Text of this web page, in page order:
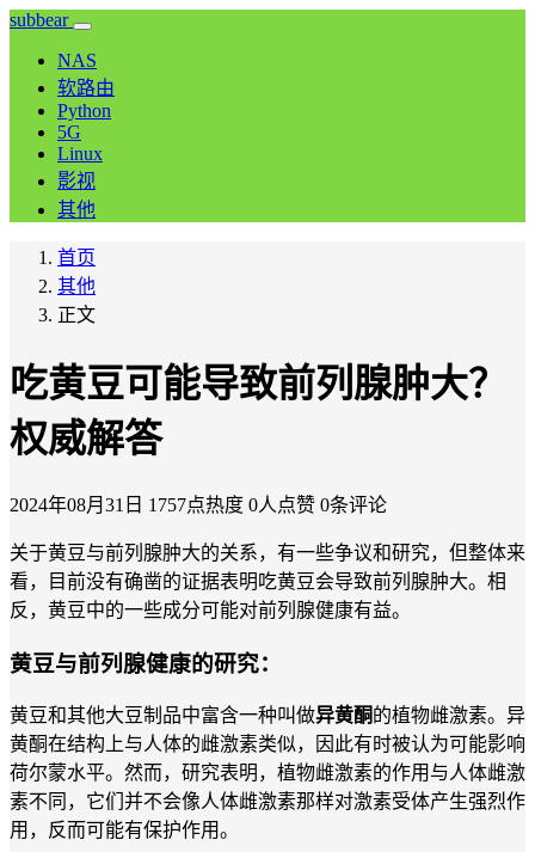
subbear
NAS
软路由
Python
5G
Linux
影视
其他
首页
其他
正文
吃黄豆可能导致前列腺肿大？
权威解答
2024年08月31日 1757点热度 0人点赞 0条评论
关于黄豆与前列腺肿大的关系，有一些争议和研究，但整体来
看，目前没有确凿的证据表明吃黄豆会导致前列腺肿大。相
反，黄豆中的一些成分可能对前列腺健康有益。
黄豆与前列腺健康的研究：
黄豆和其他大豆制品中富含一种叫做异黄酮的植物雌激素。异
黄酮在结构上与人体的雌激素类似，因此有时被认为可能影响
荷尔蒙水平。然而，研究表明，植物雌激素的作用与人体雌激
素不同，它们并不会像人体雌激素那样对激素受体产生强烈作
用，反而可能有保护作用。